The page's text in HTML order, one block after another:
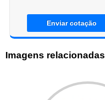
Enviar cotação
Imagens relacionadas